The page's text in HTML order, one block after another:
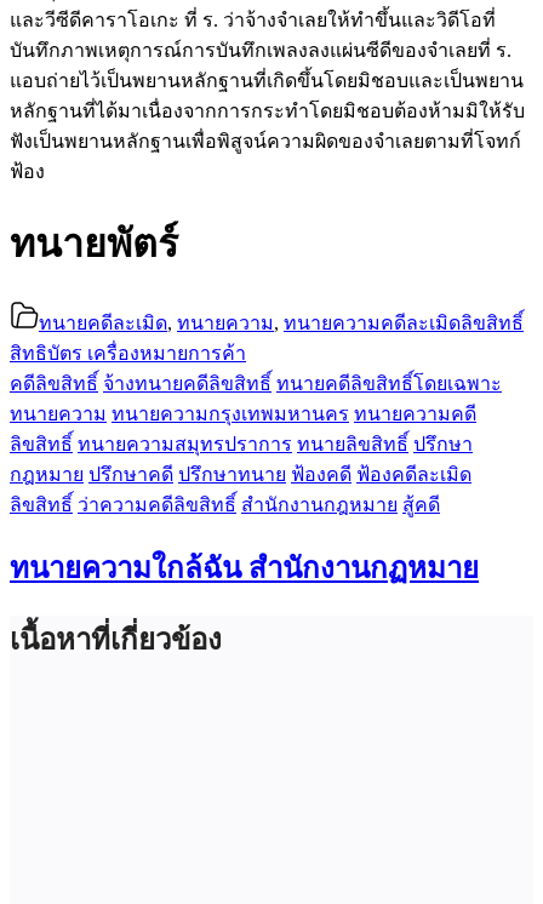
และวีซีดีคาราโอเกะ ที่ ร. ว่าจ้างจำเลยให้ทำขึ้นและวิดีโอที่
บันทึกภาพเหตุการณ์การบันทึกเพลงลงแผ่นซีดีของจำเลยที่ ร.
แอบถ่ายไว้เป็นพยานหลักฐานที่เกิดขึ้นโดยมิชอบและเป็นพยาน
หลักฐานที่ได้มาเนื่องจากการกระทำโดยมิชอบต้องห้ามมิให้รับ
ฟังเป็นพยานหลักฐานเพื่อพิสูจน์ความผิดของจำเลยตามที่โจทก์
ฟ้อง
ทนายพัตร์
ทนายคดีละเมิด, ทนายความ, ทนายความคดีละเมิดลิขสิทธิ์
สิทธิบัตร เครื่องหมายการค้า
คดีลิขสิทธิ์ จ้างทนายคดีลิขสิทธิ์ ทนายคดีลิขสิทธิ์โดยเฉพาะ
ทนายความ ทนายความกรุงเทพมหานคร ทนายความคดี
ลิขสิทธิ์ ทนายความสมุทรปราการ ทนายลิขสิทธิ์ ปรึกษา
กฎหมาย ปรึกษาคดี ปรึกษาทนาย ฟ้องคดี ฟ้องคดีละเมิด
ลิขสิทธิ์ ว่าความคดีลิขสิทธิ์ สำนักงานกฎหมาย สู้คดี
ทนายความใกล้ฉัน สำนักงานกฏหมาย
เนื้อหาที่เกี่ยวข้อง